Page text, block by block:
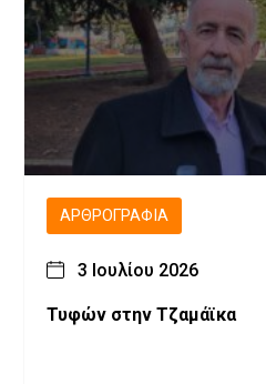
ΑΡΘΡΟΓΡΑΦΊΑ
3 Ιουλίου 2026
Τυφών στην Τζαμάϊκα